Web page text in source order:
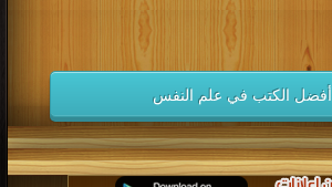
أفضل الكتب في علم النفس